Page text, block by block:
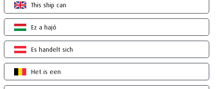
This ship can
Ez a hajó
Es handelt sich
Het is een